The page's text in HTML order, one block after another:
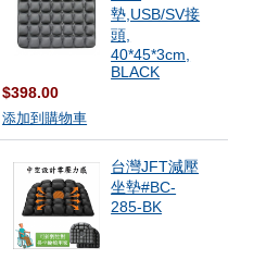
墊,USB/SV接
頭,
40*45*3cm,
BLACK
$398.00
添加到購物車
台灣JFT減壓
坐墊#BC-
285-BK